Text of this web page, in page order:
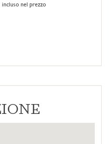
incluso nel prezzo